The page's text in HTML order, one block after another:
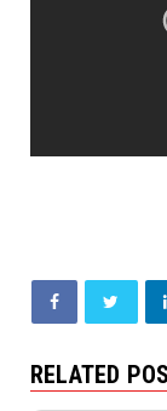
RELATED